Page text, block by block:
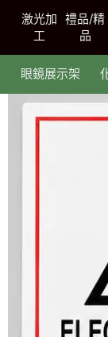
激光加
工
禮品/精
品
眼鏡展示架